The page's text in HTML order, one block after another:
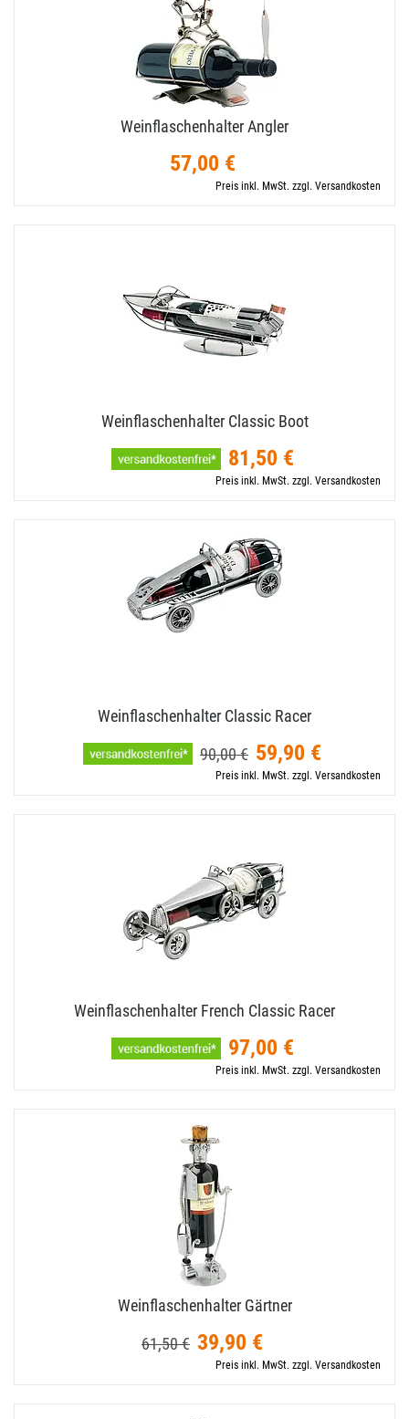
Weinflaschenhalter Angler
57,00 €
Preis inkl. MwSt. zzgl. Versandkosten
Weinflaschenhalter Classic Boot
81,50 €
Preis inkl. MwSt. zzgl. Versandkosten
Weinflaschenhalter Classic Racer
90,00 € 59,90 €
Preis inkl. MwSt. zzgl. Versandkosten
Weinflaschenhalter French Classic Racer
97,00 €
Preis inkl. MwSt. zzgl. Versandkosten
Weinflaschenhalter Gärtner
61,50 € 39,90 €
Preis inkl. MwSt. zzgl. Versandkosten